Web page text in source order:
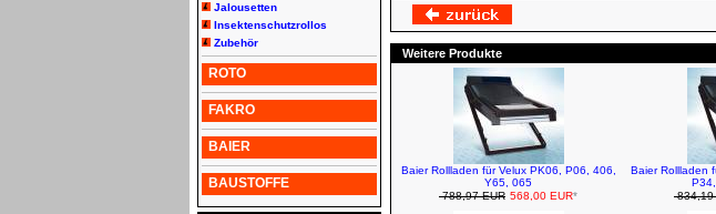
Jalousetten
Insektenschutzrollos
Zubehör
ROTO
FAKRO
BAIER
BAUSTOFFE
Weitere Produkte
Baier Rollladen für Velux PK06, P06, 406,
Y65, 065
788,97 EUR 568,00 EUR*
Baier Rollladen
834,19